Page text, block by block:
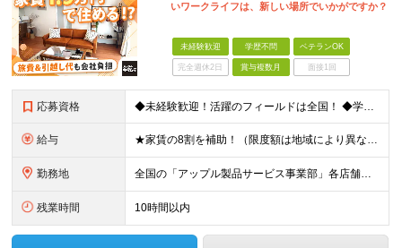
いワークライフは、新しい場所でいかがですか？
未経験歓迎 学歴不問 ベテランOK
完全週休2日 賞与複数月 面接1回
応募資格 ◆未経験歓迎！活躍のフィールドは全国！ ◆学歴不問 ◆第二新卒も活躍中 ◆40歳以下の方（若年層の長期キャリア形成を図るため） ★店長候補としての採用ですので、入社3年後には店長になるイメージです！
給与 ★家賃の8割を補助！（限度額は地域により異なる） ※転勤による引っ越しが発生する場合 ＝＝＝＝＝＝＝＝＝＝＝＝＝＝＝＝＝＝＝＝＝＝＝ 例えば、家賃7.5万円なら6万円は会社で負担。 あなたが支払うのは
勤務地 全国の「アップル製品サービス事業部」各店舗となります ※アップル製品サービス単独店に配属の可能性もあります ※最初の配属先は希望を最大限考慮した上で決定します ▼詳しい勤務地住所は下記URLをご確認
残業時間 10時間以内